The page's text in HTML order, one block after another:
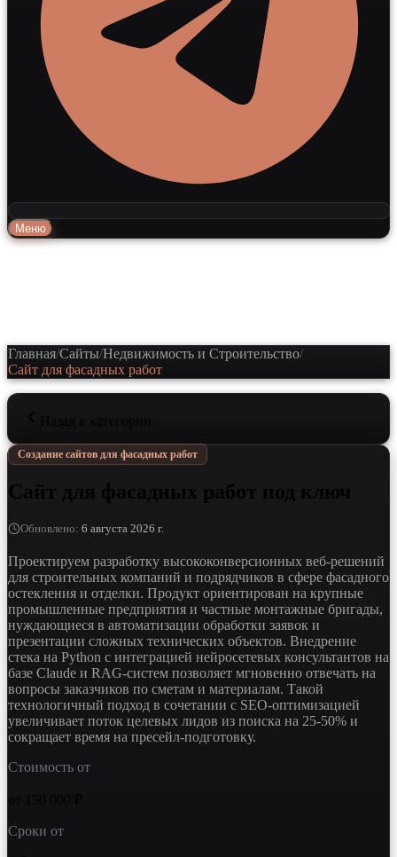
Меню
Главная/Сайты/Недвижимость и Строительство/
Сайт для фасадных работ
Создание сайтов для фасадных работ
Сайт для фасадных работ под ключ
Обновлено: 6 августа 2026 г.
Проектируем разработку высококонверсионных веб-решений
для строительных компаний и подрядчиков в сфере фасадного
остекления и отделки. Продукт ориентирован на крупные
промышленные предприятия и частные монтажные бригады,
нуждающиеся в автоматизации обработки заявок и
презентации сложных технических объектов. Внедрение
стека на Python с интеграцией нейросетевых консультантов на
базе Claude и RAG-систем позволяет мгновенно отвечать на
вопросы заказчиков по сметам и материалам. Такой
технологичный подход в сочетании с SEO-оптимизацией
увеличивает поток целевых лидов из поиска на 25-50% и
сокращает время на пресейл-подготовку.
Стоимость от
Сроки от